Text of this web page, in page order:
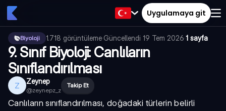
Uygulamaya git
Biyoloji 1.718 görüntüleme·Güncellendi 19 Tem 2026·1 sayfa
9. Sınıf Biyoloji: Canlıların
Sınıflandırılması
Z Zeynep
@zeynepz_z
Takip Et
Canlıların sınıflandırılması, doğadaki türlerin belirli